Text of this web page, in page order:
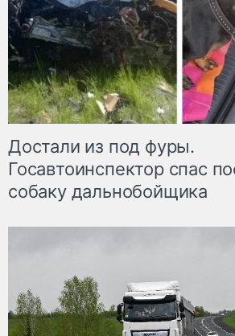
Достали из под фуры.
Госавтоинспектор спас
собаку дальнобойщика